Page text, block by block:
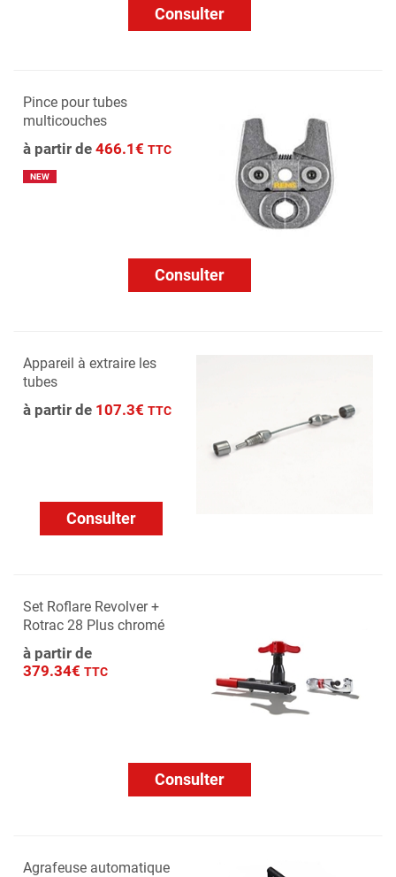
Consulter
Pince pour tubes
multicouches
à partir de 466.1€ TTC
NEW
Consulter
Appareil à extraire les
tubes
à partir de 107.3€ TTC
Consulter
Set Roflare Revolver +
Rotrac 28 Plus chromé
à partir de
379.34€ TTC
Consulter
Agrafeuse automatique